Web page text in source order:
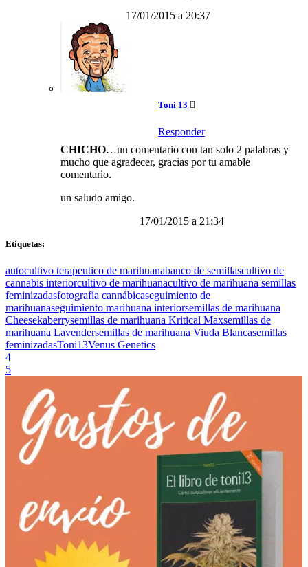
17/01/2015 a 20:37
Toni 13
Responder
CHICHO…un comentario con tan solo 2 palabras y
mucho que agradecer, gracias por tu amable
comentario.
un saludo amigo.
17/01/2015 a 21:34
Etiquetas:
autocultivo terapeutico de marihuanabanco de semillascultivo de
cannabis interiorcultivo de marihuanacultivo de marihuana semillas
feminizadasfotografía cannábicaseguimiento de
marihuanaseguimiento marihuana interiorsemillas de marihuana
Cheesekaberrysemillas de marihuana Kritical Maxsemillas de
marihuana Lavendersemillas de marihuana Viuda Blancasemillas
feminizadasToni13Venus Genetics